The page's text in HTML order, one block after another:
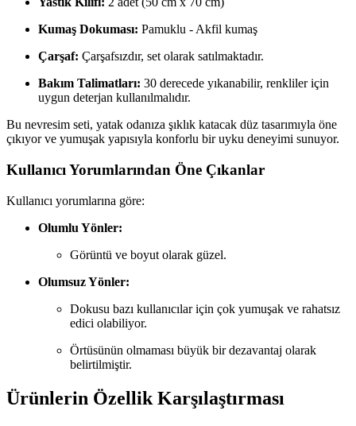
Kumaş Dokuması: Pamuklu - Akfil kumaş
Çarşaf: Çarşafsızdır, set olarak satılmaktadır.
Bakım Talimatları: 30 derecede yıkanabilir, renkliler için
uygun deterjan kullanılmalıdır.
Bu nevresim seti, yatak odanıza şıklık katacak düz tasarımıyla öne
çıkıyor ve yumuşak yapısıyla konforlu bir uyku deneyimi sunuyor.
Kullanıcı Yorumlarından Öne Çıkanlar
Kullanıcı yorumlarına göre:
Olumlu Yönler:
Görüntü ve boyut olarak güzel.
Olumsuz Yönler:
Dokusu bazı kullanıcılar için çok yumuşak ve rahatsız
edici olabiliyor.
Örtüsünün olmaması büyük bir dezavantaj olarak
belirtilmiştir.
Ürünlerin Özellik Karşılaştırması